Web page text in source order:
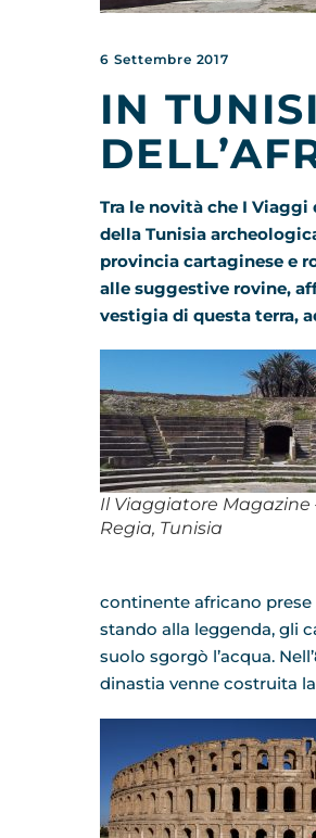
6 Settembre 2017
IN
Tra le novità che I Viaggi
della Tunisia
provincia cartaginese e
alle suggestive rovine,
vestigia di questa terra,
Il Viaggiatore Magazine
Regia, Tunisia
continente africano prese
stando alla leggenda, gli
suolo sgorgò l’acqua.
dinastia venne costruita la